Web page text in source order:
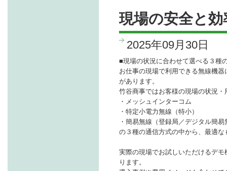
現場の安全と
2025年09月30日
■現場の状況に合わせて選べる３種
お仕事の現場で利用できる無線機
があります。
竹谷商事ではお客様の現場の状況・
・メッシュインターコム
・特定小電力無線（特小）
・簡易無線（登録局／デジタル簡易
の３種の通信方式の中から、最適
実際の現場でお試しいただけるデ
ります。